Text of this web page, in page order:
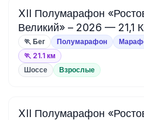
XII Полумарафон
Великий» – 2026 — 21,1
🏃 Бег Полумарафон
🏃 21.1 км
Шоссе Взрослые
XII Полумарафон